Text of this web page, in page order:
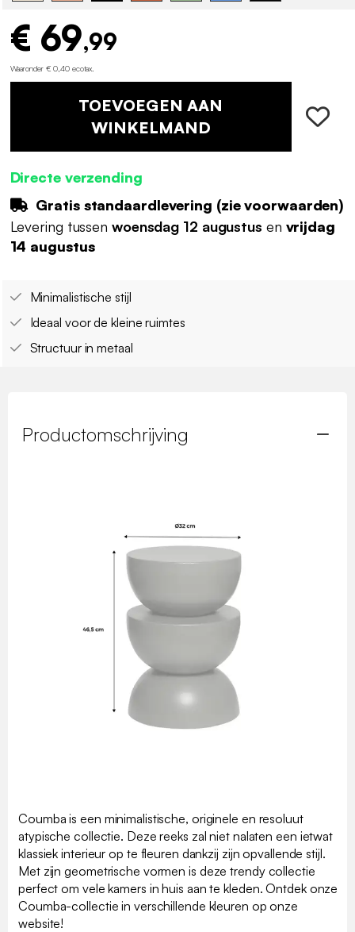
€ 69,99
Waaronder € 0,40 ecotax
TOEVOEGEN AAN
WINKELMAND
Directe verzending
Gratis standaardlevering (zie voorwaarden)
Levering tussen woensdag 12 augustus en vrijdag
14 augustus
Minimalistische stijl
Ideaal voor de kleine ruimtes
Structuur in metaal
Productomschrijving
Coumba is een minimalistische, originele en resoluut
atypische collectie. Deze reeks zal niet nalaten een ietwat
klassiek interieur op te fleuren dankzij zijn opvallende stijl.
Met zijn geometrische vormen is deze trendy collectie
perfect om vele kamers in huis aan te kleden. Ontdek onze
Coumba-collectie in verschillende kleuren op onze
website!